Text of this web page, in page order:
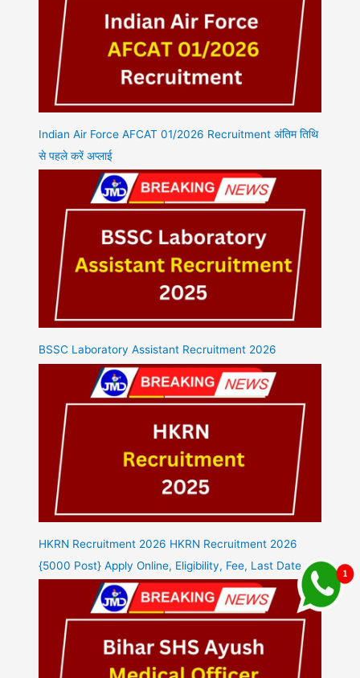
Indian Air Force AFCAT 01/2026 Recruitment अंतिम तिथि
से पहले करें अप्लाई
BSSC Laboratory Assistant Recruitment 2026
HKRN Recruitment 2026 HKRN Recruitment 2026
{5000 Post} Apply Online, Eligibility, Fee, Last Date